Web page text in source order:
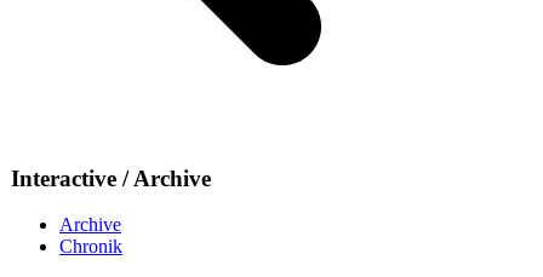
Interactive / Archive
Archive
Chronik